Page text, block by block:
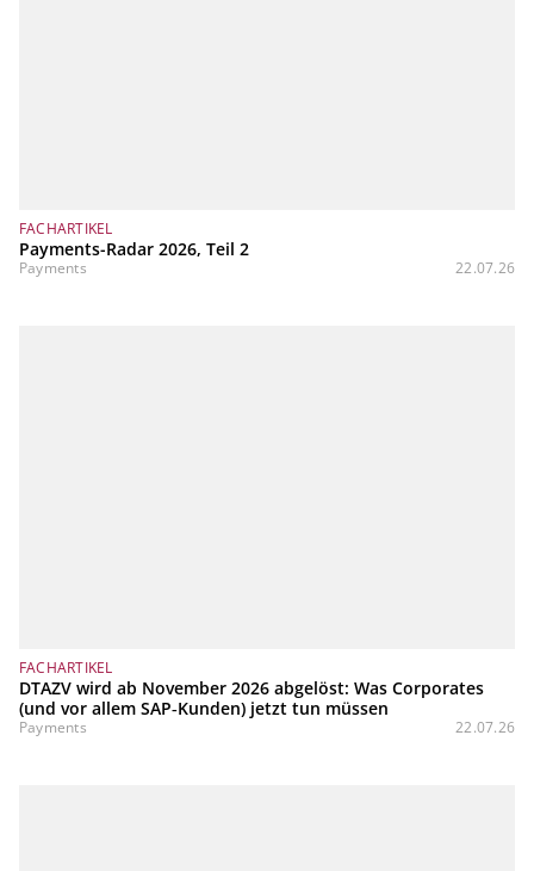
FACHARTIKEL
Payments-Radar 2026, Teil 2
Payments 22.07.26
FACHARTIKEL
DTAZV wird ab November 2026 abgelöst: Was Corporates
(und vor allem SAP‑Kunden) jetzt tun müssen
Payments 22.07.26